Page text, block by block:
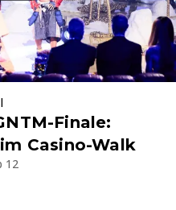
Finale:
Casino-Walk
12